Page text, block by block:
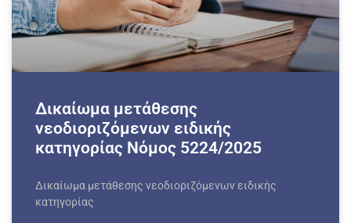
Δικαίωμα μετάθεσης
νεοδιοριζόμενων ειδικής
κατηγορίας Νόμος 5224/2025
Δικαίωμα μετάθεσης νεοδιοριζόμενων ειδικής
κατηγορίας